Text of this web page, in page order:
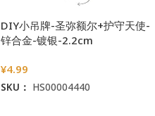
DIY小吊牌-圣弥额尔+护守天使-
锌合金-镀银-2.2cm
¥4.99
SKU： HS00004440